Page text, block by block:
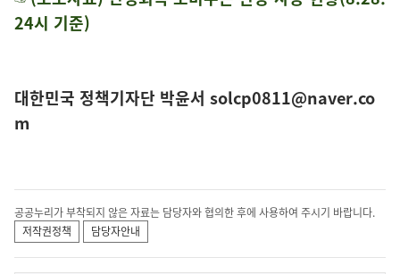
24시 기준)
대한민국 정책기자단 박윤서 solcp0811@naver.co
m
공공누리가 부착되지 않은 자료는 담당자와 협의한 후에 사용하여 주시기 바랍니다.
저작권정책
담당자안내